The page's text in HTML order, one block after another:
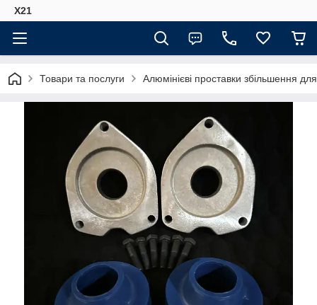
Х21
Товари та послуги Алюмінієві проставки збільшення